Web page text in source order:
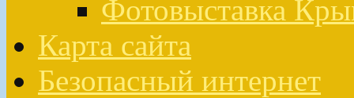
Фотовыставка
Карта сайта
Безопасный интернет